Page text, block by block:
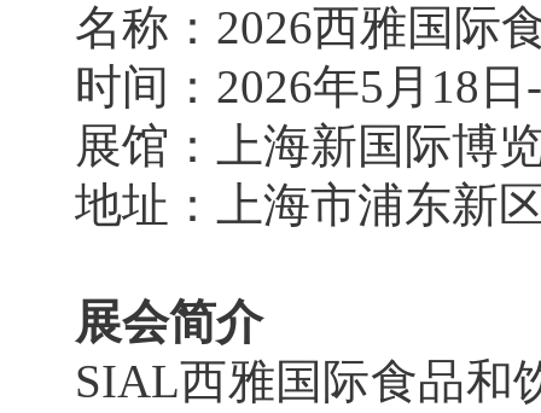
名称：2026西雅国际
时间：2026年5月18日
展馆：上海新国际博
地址 ：上海市浦东新
展会简介
SIAL西雅国际食品和